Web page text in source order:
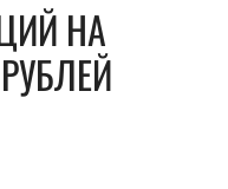
НА